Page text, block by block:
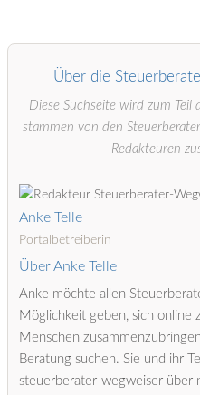
Über die
Diese Suchseite wird zum
stammen von den
Redakteuren
Anke Telle
Portalbetreiberin
Über Anke Telle
Anke möchte allen
Möglichkeit geben, sich online
Menschen
Beratung suchen. Sie und ihr
steuerberater-wegweiser über